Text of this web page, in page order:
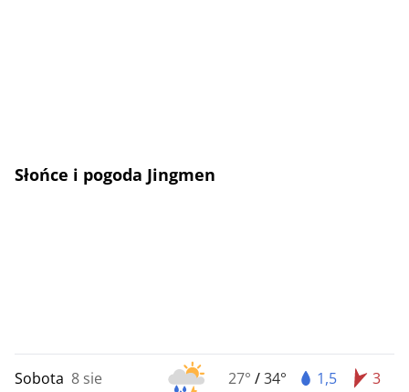
Słońce i pogoda Jingmen
Sobota 8 sie 27° /34° 1,5 3